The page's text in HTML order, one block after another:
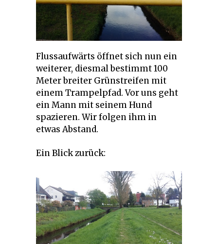
Flussaufwärts öffnet sich nun ein
weiterer, diesmal bestimmt 100
Meter breiter Grünstreifen mit
einem Trampelpfad. Vor uns geht
ein Mann mit seinem Hund
spazieren. Wir folgen ihm in
etwas Abstand.
Ein Blick zurück: